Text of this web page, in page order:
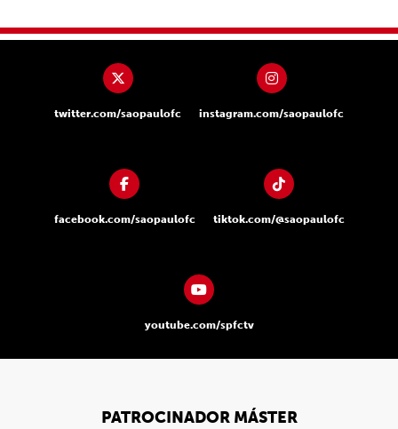
twitter.com/saopaulofc instagram.com/saopaulofc
facebook.com/saopaulofc tiktok.com/@saopaulofc
youtube.com/spfctv
PATROCINADOR MÁSTER